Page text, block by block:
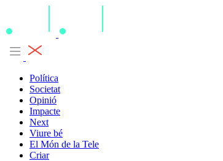
Política
Societat
Opinió
Impacte
Next
Viure bé
El Món de la Tele
Criar